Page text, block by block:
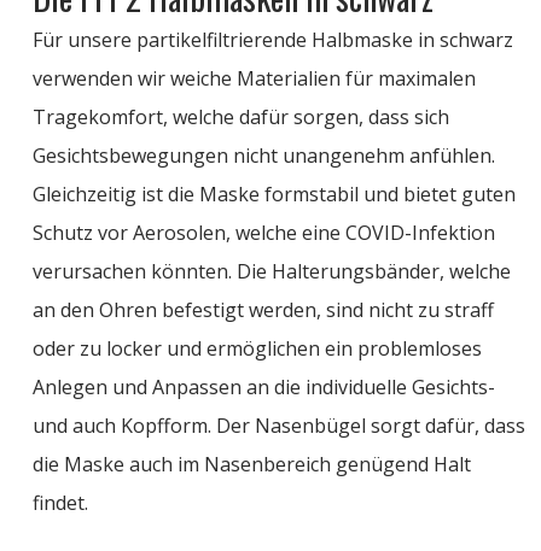
Für unsere partikelfiltrierende Halbmaske in schwarz
verwenden wir weiche Materialien für maximalen
Tragekomfort, welche dafür sorgen, dass sich
Gesichtsbewegungen nicht unangenehm anfühlen.
Gleichzeitig ist die Maske formstabil und bietet guten
Schutz vor Aerosolen, welche eine COVID-Infektion
verursachen könnten. Die Halterungsbänder, welche
an den Ohren befestigt werden, sind nicht zu straff
oder zu locker und ermöglichen ein problemloses
Anlegen und Anpassen an die individuelle Gesichts-
und auch Kopfform. Der Nasenbügel sorgt dafür, dass
die Maske auch im Nasenbereich genügend Halt
findet.